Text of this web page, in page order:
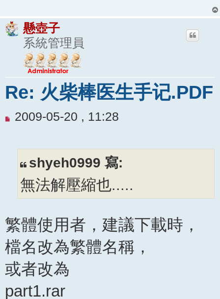
懸壺子
系統管理員
Re: 火柴棒医生手记.PDF
未
讀
文
2009-05-20 , 11:28
shyeh0999 寫:
無法解壓縮也.....
繁體使用者，建議下載時，
檔名改為繁體名稱，
或者改為
part1.rar